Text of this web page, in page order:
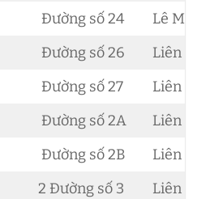
Đường số 24
Lê
Đường số 26
Liên
Đường số 27
Liên
Đường số 2A
Liên
Đường số 2B
Liên
2 Đường số 3
Liên